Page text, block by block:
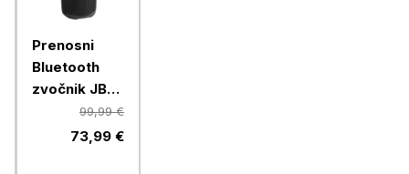
Prenosni
Bluetooth
zvočnik JBL
Grip, black
99,99 €
73,99 €